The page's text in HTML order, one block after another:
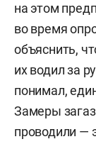
на этом
во время
объяснить,
их водил за
понимал,
Замеры
проводили —